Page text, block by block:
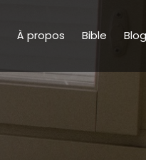
À propos Bible Blog